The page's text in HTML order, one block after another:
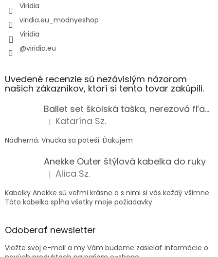
Viridia
viridia.eu_modnyeshop
Viridia
@viridia.eu
Uvedené recenzie sú nezávislým názorom
našich zákazníkov, ktorí si tento tovar zakúpili.
Ballet set školská taška, nerezová fľaša a plný peračník s motívom baletky pre dievča
Hodnotenie produktu je 5 z 5 hviezdičiek.
| Katarína Sz.
Nádherná. Vnučka sa poteší. Ďakujem
Anekke Outer štýlová kabelka do ruky
Hodnotenie produktu je 5 z 5 hviezdičiek.
| Alica Sz.
Kabelky Anekke sú veľmi krásne a s nimi si vás každý všimne.
Táto kabelka spĺňa všetky moje požiadavky.
Odoberať newsletter
Vložte svoj e-mail a my Vám budeme zasielať informácie o